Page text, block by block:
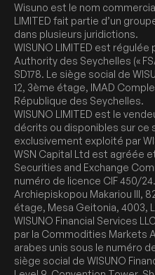
Wisuno est le nom commercial
LIMITED fait partie d’un
dans plusieurs juridictions.
WISUNO LIMITED est régulée
Authority des Seychelles («
SD178. Le siège social de
12, 3ème étage, IMAD
République des Seychelles.
WISUNO LIMITED est le
décrits ou disponibles sur ce
exclusivement exploité par
WSN Capital Ltd est agréée
Securities and Exchange
numéro de licence CIF 450/
Archiepiskopou Makariou III,
étage, Mesa Geitonia, 4003,
WISUNO Financial Services
par la Commodities Markets
arabes unis sous le numéro
siège social de WISUNO